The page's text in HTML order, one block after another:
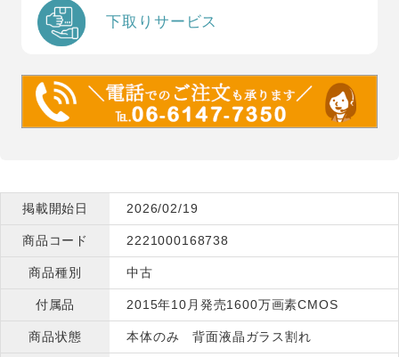
下取りサービス
掲載開始日 2026/02/19
商品コード 2221000168738
商品種別 中古
付属品 2015年10月発売1600万画素CMOS
商品状態 本体のみ 背面液晶ガラス割れ